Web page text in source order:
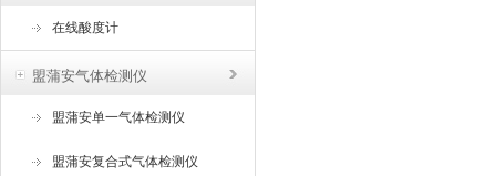
在线酸度计
盟蒲安气体检测仪
盟蒲安单一气体检测仪
盟蒲安复合式气体检测仪